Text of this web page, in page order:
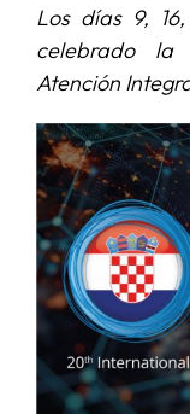
PROYECTOS/
SERVICIOS
APOYO I+D+I
NOTICIAS
Los días 9,
celebrado la
Atención